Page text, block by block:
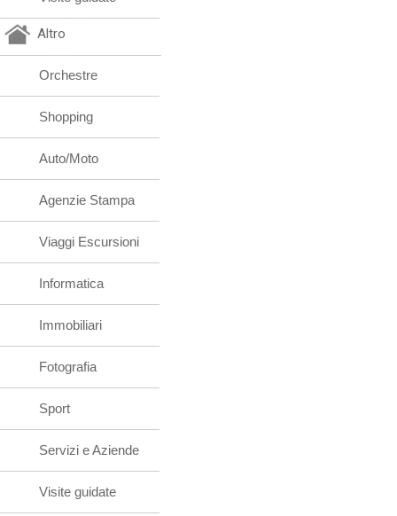
Altro
Orchestre
Shopping
Auto/Moto
Agenzie Stampa
Viaggi Escursioni
Informatica
Immobiliari
Fotografia
Sport
Servizi e Aziende
Visite guidate